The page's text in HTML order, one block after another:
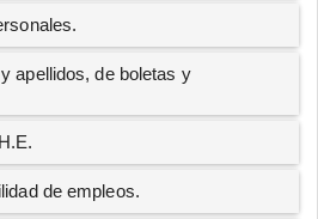
apellidos, de boletas y
de empleos.